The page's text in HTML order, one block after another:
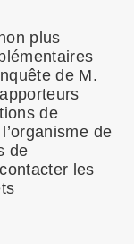
plus
de M.
de
de
de
les